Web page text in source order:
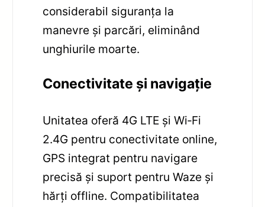
considerabil siguranța la
manevre și parcări, eliminând
unghiurile moarte.
Conectivitate și navigație
Unitatea oferă 4G LTE și Wi‑Fi
2.4G pentru conectivitate online,
GPS integrat pentru navigare
precisă și suport pentru Waze și
hărți offline. Compatibilitatea